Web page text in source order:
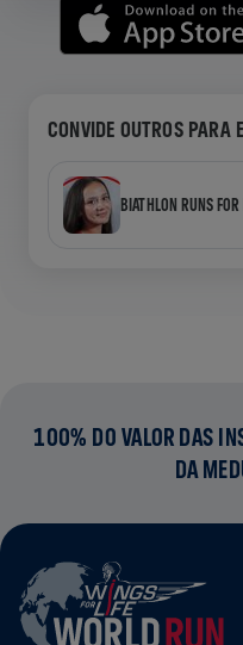
CONVIDE OUTROS PARA
BIATHLON RUNS
100% DO VALOR DAS
DA